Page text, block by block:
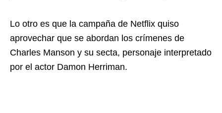
Lo otro es que la campaña de Netflix quiso
aprovechar que se abordan los crímenes de
Charles Manson y su secta, personaje interpretado
por el actor Damon Herriman.